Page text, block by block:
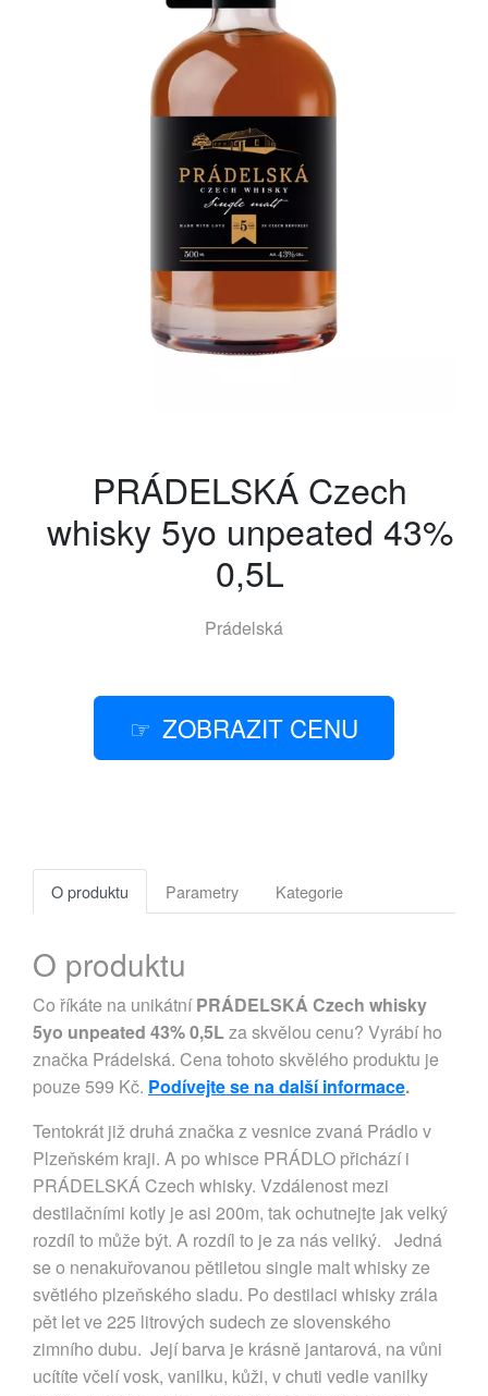
PRÁDELSKÁ Czech
whisky 5yo unpeated 43%
0,5L
Prádelská
ZOBRAZIT CENU
O produktu Parametry Kategorie
O produktu
Co říkáte na unikátníPRÁDELSKÁ Czech whisky
5yo unpeated 43% 0,5Lza skvělou cenu? Vyrábí ho
značka Prádelská. Cena tohoto skvělého produktu je
pouze 599 Kč. Podívejte se na další informace.
Tentokrát již druhá značka z vesnice zvaná Prádlo v
Plzeňském kraji. A po whisce PRÁDLO přichází i
PRÁDELSKÁ Czech whisky. Vzdálenost mezi
destilačními kotly je asi 200m, tak ochutnejte jak velký
rozdíl to může být. A rozdíl to je za nás veliký. Jedná
se o nenakuřovanou pětiletou single malt whisky ze
světlého plzeňského sladu. Po destilaci whisky zrála
pět let ve 225 litrových sudech ze slovenského
zimního dubu. Její barva je krásně jantarová, na vůni
ucítíte včelí vosk, vanilku, kůži, v chuti vedle vanilky